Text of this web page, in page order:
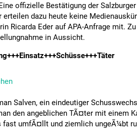
offizielle Bestätigung der
erteilen dazu heute keine
Ricarda Eder auf APA-Anfrage mit.
in Aussicht.
Salven, ein eindeutiger
den angeblichen TÃ¤ter mit einem
fast umfÃ¤llt und ziemlich ungeÃ¼bt